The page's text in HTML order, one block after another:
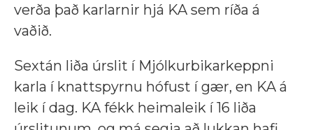
verða það karlarnir hjá KA sem ríða á
vaðið.
Sextán liða úrslit í Mjólkurbikarkeppni
karla í knattspyrnu hófust í gær, en KA á
leik í dag. KA fékk heimaleik í 16 liða